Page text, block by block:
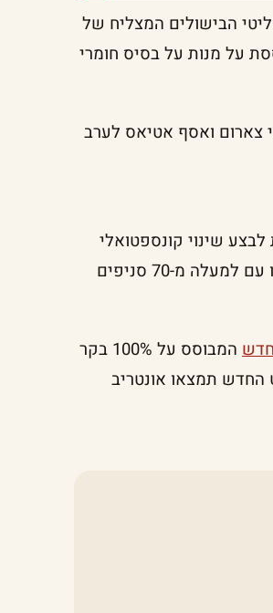
הבישולים המצליח של
על מנות על בסיס חומרי
צארום ואסף אטיאס לערב
שינוי קונספטואלי
ותדמיתי יסודי שבסופו תעבור הרשת מיתוג לרשת מסעדות ביסטרו עם למעלה מ-70 סניפים
המבוסס על 100% בקר
החדש תמצאו אונטריב